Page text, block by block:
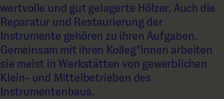
wertvolle und gut gelagerte Hölzer. Auch die
Reparatur und Restaurierung der
Instrumente gehören zu ihren Aufgaben.
Gemeinsam mit ihren Kolleg*innen arbeiten
sie meist in Werkstätten von gewerblichen
Klein- und Mittelbetrieben des
Instrumentenbaus.